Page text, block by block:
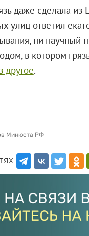
даже сделала из
улиц ответил
ни научный
в котором
другое.
Минюста РФ